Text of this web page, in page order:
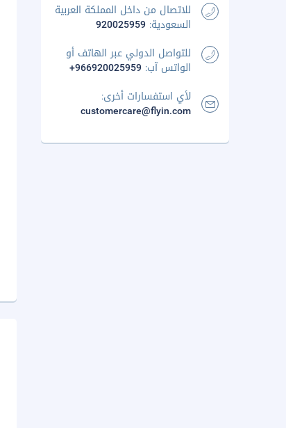
للاتصال من داخل المملكة العربية
السعودية: 920025959
للتواصل الدولي عبر الهاتف أو
الواتس آب: +966920025959
لأي استفسارات أخرى:
customercare@flyin.com